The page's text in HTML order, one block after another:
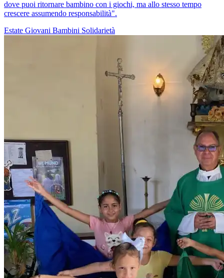
dove puoi ritornare bambino con i giochi, ma allo stesso tempo
crescere assumendo responsabilità".
Estate Giovani Bambini Solidarietà